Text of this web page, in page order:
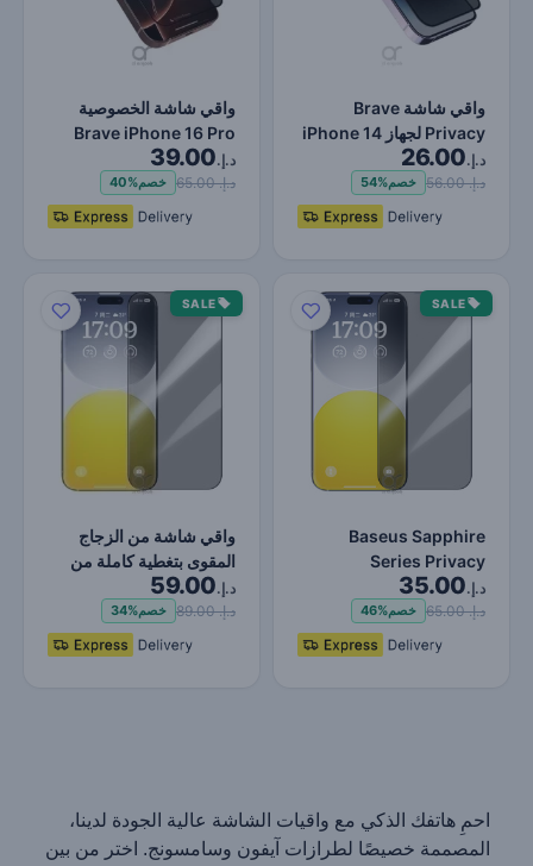
واقي شاشة Brave
Privacy لجهاز iPhone 14
Pro ، حماية ضد الصدمات
و…
د.إ.26.00
د.إ. 56.00 خصم54%
واقي شاشة الخصوصية
Brave iPhone 16 Pro
6.3 بوصة | زجاج مقسى
عالي…
د.إ.39.00
د.إ. 65.00 خصم40%
SALE
Baseus Sapphire
Series Privacy
Protection 9H
Tempered Glass Scre…
د.إ.35.00
د.إ. 65.00 خصم46%
SALE
واقي شاشة من الزجاج
المقوى بتغطية كاملة من
سلسلة Baseus
Sapphire…
د.إ.59.00
د.إ. 89.00 خصم34%
احمِ هاتفك الذكي مع واقيات الشاشة عالية الجودة لدينا،
المصممة خصيصًا لطرازات آيفون وسامسونج. اختر من بين